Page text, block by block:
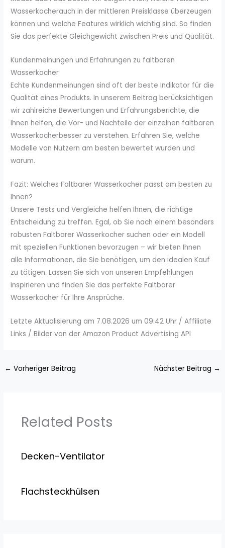
Wasserkocherauch in der mittleren Preisklasse überzeugen
können und welche Features wirklich wichtig sind. So finden
Sie das perfekte Gleichgewicht zwischen Preis und Qualität.
Kundenmeinungen und Erfahrungen zu faltbaren
Wasserkocher
Echte Kundenmeinungen sind oft der beste Indikator für die
Qualität eines Produkts. In unserem Beitrag berücksichtigen
wir zahlreiche Bewertungen und Erfahrungsberichte, die
Ihnen helfen, die Vor- und Nachteile der einzelnen faltbaren
Wasserkocherbesser zu verstehen. Erfahren Sie, welche
Modelle von Nutzern am besten bewertet wurden und
warum.
Fazit: Welches Faltbarer Wasserkocher passt am besten zu
Ihnen?
Unsere Tests und Vergleiche helfen Ihnen, die richtige
Entscheidung zu treffen. Egal, ob Sie nach einem besonders
robusten Faltbarer Wasserkocher suchen oder ein Modell
mit speziellen Funktionen bevorzugen – wir bieten Ihnen
alle Informationen, die Sie benötigen, um den idealen Kauf
zu tätigen. Lassen Sie sich von unseren Empfehlungen
inspirieren und finden Sie das perfekte Faltbarer
Wasserkocher für Ihre Ansprüche.
Letzte Aktualisierung am 7.08.2026 um 09:42 Uhr / Affiliate
Links / Bilder von der Amazon Product Advertising API
← Vorheriger Beitrag Nächster Beitrag →
Related Posts
Decken-Ventilator
Flachsteckhülsen